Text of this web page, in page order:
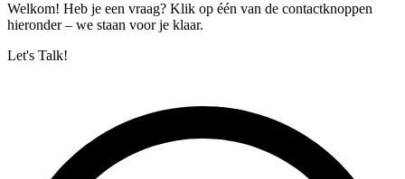
Welkom! Heb je een vraag? Klik op één van de contactknoppen
hieronder – we staan voor je klaar.
Let's Talk!